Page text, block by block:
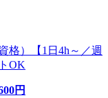
格）【1日4h～／週
OK
円